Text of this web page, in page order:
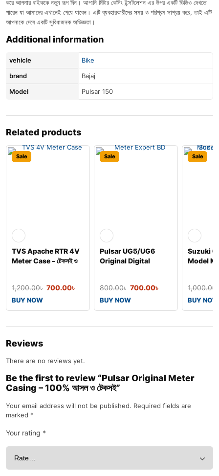
করে আপনার বাইককে নতুন রূপ দিন। আপানি মিটার কেসিং ইন্সটলেশন এর উপর একটি ভিডিও দেখতে
পারেন যা আমাদের এখানেই পেয়ে যাবেন। এটি ব্যবহারকারীদের সময় ও পরিশ্রম সাশ্রয় করে, তাই এটি
আপনাকে দেবে একটি সুবিধাজনক অভিজ্ঞতা।
Additional information
vehicle
Bike
brand
Bajaj
Model
Pulsar 150
Related products
Sale
TVS Apache RTR 4V
Meter Case – টেকসই ও
1,200.00৳ 700.00৳
BUY NOW
Sale
Pulsar UG5/UG6
Original Digital
800.00৳ 700.00৳
BUY NOW
Sale
Suzuki
Model
1,000.00
BUY NOW
Reviews
There are no reviews yet.
Be the first to review “Pulsar Original Meter
Casing – 100% আসল ও টেকসই”
Your email address will not be published. Required fields are
marked *
Your rating *